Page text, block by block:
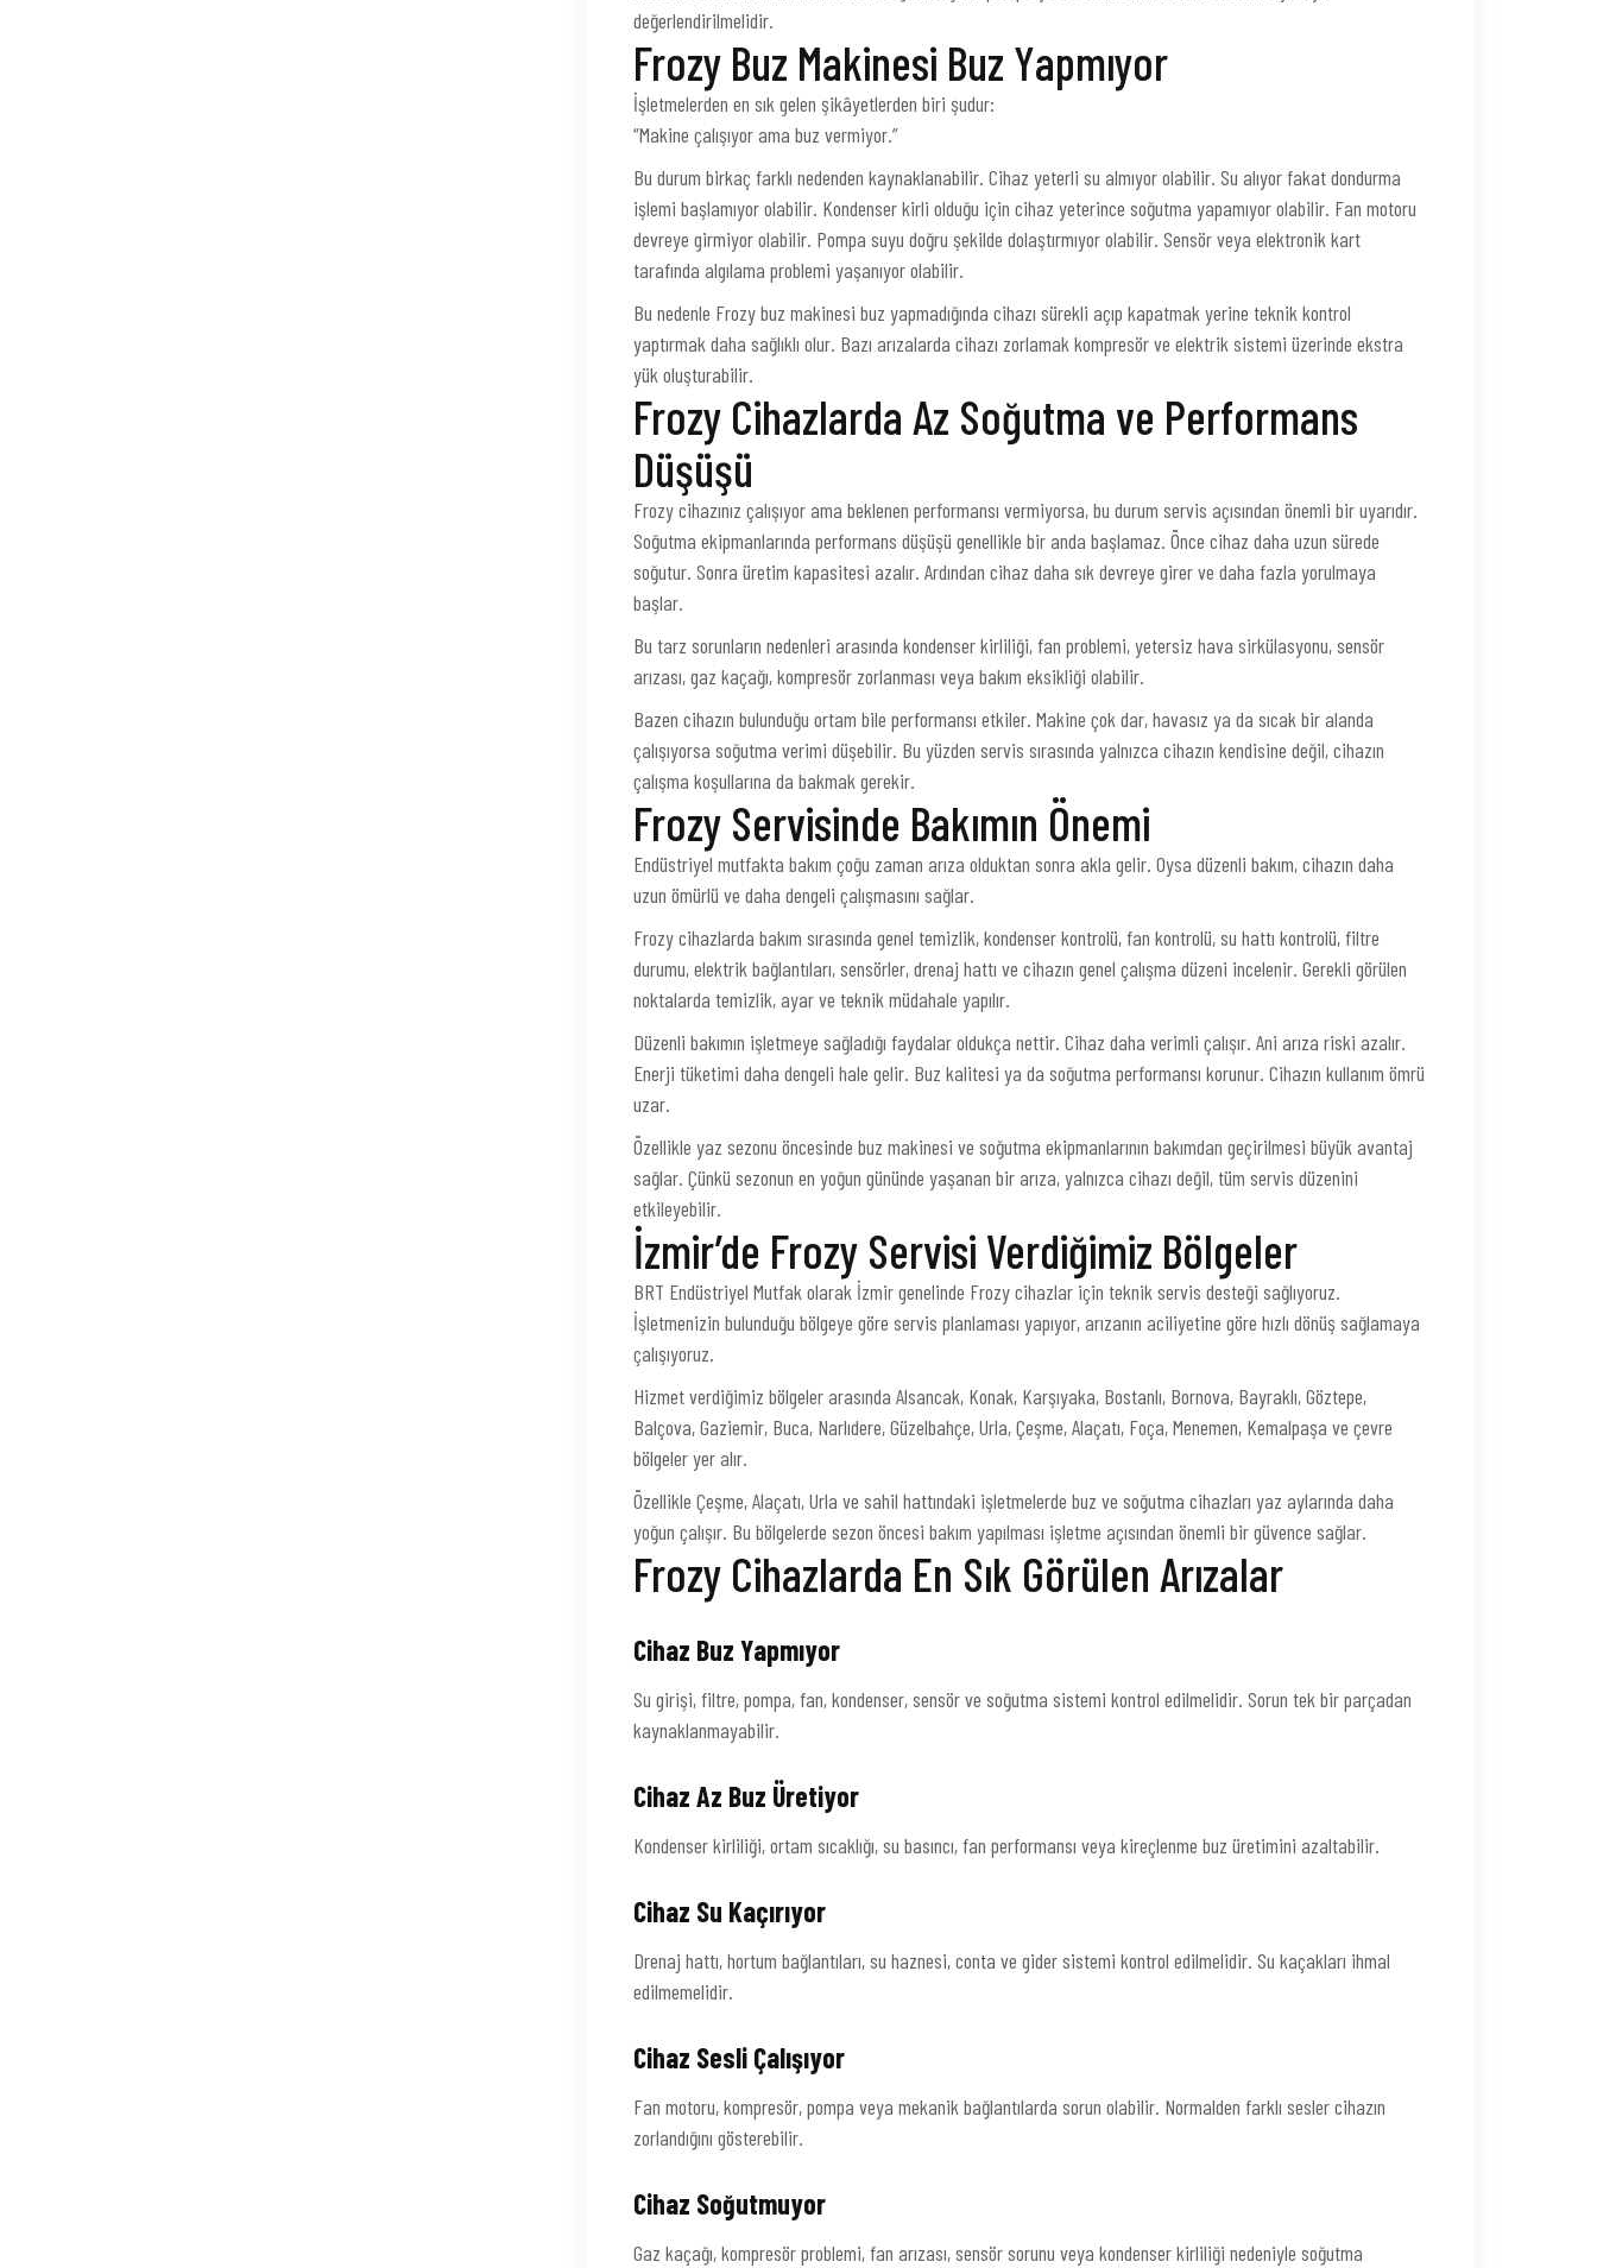
değerlendirilmelidir.
Frozy Buz Makinesi Buz Yapmıyor
İşletmelerden en sık gelen şikâyetlerden biri şudur:
“Makine çalışıyor ama buz vermiyor.”
Bu durum birkaç farklı nedenden kaynaklanabilir. Cihaz yeterli su almıyor olabilir. Su alıyor fakat dondurma
işlemi başlamıyor olabilir. Kondenser kirli olduğu için cihaz yeterince soğutma yapamıyor olabilir. Fan motoru
devreye girmiyor olabilir. Pompa suyu doğru şekilde dolaştırmıyor olabilir. Sensör veya elektronik kart
tarafında algılama problemi yaşanıyor olabilir.
Bu nedenle Frozy buz makinesi buz yapmadığında cihazı sürekli açıp kapatmak yerine teknik kontrol
yaptırmak daha sağlıklı olur. Bazı arızalarda cihazı zorlamak kompresör ve elektrik sistemi üzerinde ekstra
yük oluşturabilir.
Frozy Cihazlarda Az Soğutma ve Performans
Düşüşü
Frozy cihazınız çalışıyor ama beklenen performansı vermiyorsa, bu durum servis açısından önemli bir uyarıdır.
Soğutma ekipmanlarında performans düşüşü genellikle bir anda başlamaz. Önce cihaz daha uzun sürede
soğutur. Sonra üretim kapasitesi azalır. Ardından cihaz daha sık devreye girer ve daha fazla yorulmaya
başlar.
Bu tarz sorunların nedenleri arasında kondenser kirliliği, fan problemi, yetersiz hava sirkülasyonu, sensör
arızası, gaz kaçağı, kompresör zorlanması veya bakım eksikliği olabilir.
Bazen cihazın bulunduğu ortam bile performansı etkiler. Makine çok dar, havasız ya da sıcak bir alanda
çalışıyorsa soğutma verimi düşebilir. Bu yüzden servis sırasında yalnızca cihazın kendisine değil, cihazın
çalışma koşullarına da bakmak gerekir.
Frozy Servisinde Bakımın Önemi
Endüstriyel mutfakta bakım çoğu zaman arıza olduktan sonra akla gelir. Oysa düzenli bakım, cihazın daha
uzun ömürlü ve daha dengeli çalışmasını sağlar.
Frozy cihazlarda bakım sırasında genel temizlik, kondenser kontrolü, fan kontrolü, su hattı kontrolü, filtre
durumu, elektrik bağlantıları, sensörler, drenaj hattı ve cihazın genel çalışma düzeni incelenir. Gerekli görülen
noktalarda temizlik, ayar ve teknik müdahale yapılır.
Düzenli bakımın işletmeye sağladığı faydalar oldukça nettir. Cihaz daha verimli çalışır. Ani arıza riski azalır.
Enerji tüketimi daha dengeli hale gelir. Buz kalitesi ya da soğutma performansı korunur. Cihazın kullanım ömrü
uzar.
Özellikle yaz sezonu öncesinde buz makinesi ve soğutma ekipmanlarının bakımdan geçirilmesi büyük avantaj
sağlar. Çünkü sezonun en yoğun gününde yaşanan bir arıza, yalnızca cihazı değil, tüm servis düzenini
etkileyebilir.
İzmir’de Frozy Servisi Verdiğimiz Bölgeler
BRT Endüstriyel Mutfak olarak İzmir genelinde Frozy cihazlar için teknik servis desteği sağlıyoruz.
İşletmenizin bulunduğu bölgeye göre servis planlaması yapıyor, arızanın aciliyetine göre hızlı dönüş sağlamaya
çalışıyoruz.
Hizmet verdiğimiz bölgeler arasında Alsancak, Konak, Karşıyaka, Bostanlı, Bornova, Bayraklı, Göztepe,
Balçova, Gaziemir, Buca, Narlıdere, Güzelbahçe, Urla, Çeşme, Alaçatı, Foça, Menemen, Kemalpaşa ve çevre
bölgeler yer alır.
Özellikle Çeşme, Alaçatı, Urla ve sahil hattındaki işletmelerde buz ve soğutma cihazları yaz aylarında daha
yoğun çalışır. Bu bölgelerde sezon öncesi bakım yapılması işletme açısından önemli bir güvence sağlar.
Frozy Cihazlarda En Sık Görülen Arızalar
Cihaz Buz Yapmıyor
Su girişi, filtre, pompa, fan, kondenser, sensör ve soğutma sistemi kontrol edilmelidir. Sorun tek bir parçadan
kaynaklanmayabilir.
Cihaz Az Buz Üretiyor
Kondenser kirliliği, ortam sıcaklığı, su basıncı, fan performansı veya kireçlenme buz üretimini azaltabilir.
Cihaz Su Kaçırıyor
Drenaj hattı, hortum bağlantıları, su haznesi, conta ve gider sistemi kontrol edilmelidir. Su kaçakları ihmal
edilmemelidir.
Cihaz Sesli Çalışıyor
Fan motoru, kompresör, pompa veya mekanik bağlantılarda sorun olabilir. Normalden farklı sesler cihazın
zorlandığını gösterebilir.
Cihaz Soğutmuyor
Gaz kaçağı, kompresör problemi, fan arızası, sensör sorunu veya kondenser kirliliği nedeniyle soğutma